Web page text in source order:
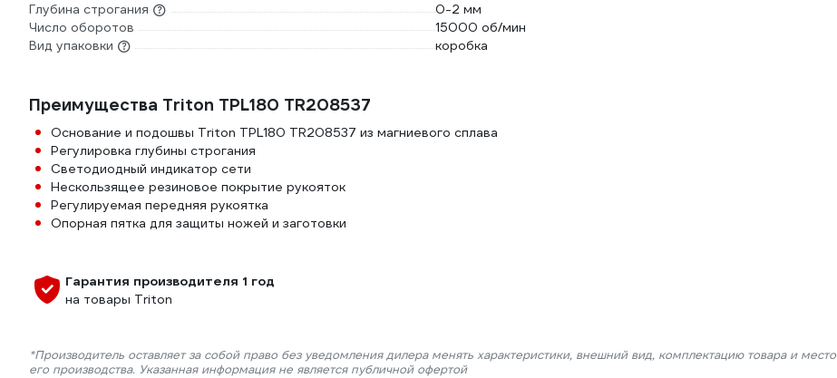
Глубина строгания
0-2 мм
Число оборотов
15000 об/мин
Вид упаковки
коробка
Преимущества Triton TPL180 TR208537
Основание и подошвы Triton TPL180 TR208537 из магниевого сплава
Регулировка глубины строгания
Светодиодный индикатор сети
Нескользящее резиновое покрытие рукояток
Регулируемая передняя рукоятка
Опорная пятка для защиты ножей и заготовки
Гарантия производителя 1 год
на товары Triton
*Производитель оставляет за собой право без уведомления дилера менять характеристики, внешний вид, комплектацию товара и место
его производства. Указанная информация не является публичной офертой